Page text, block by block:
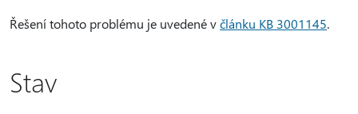
Řešení tohoto problému je uvedené včlánku KB 3001145.
Stav